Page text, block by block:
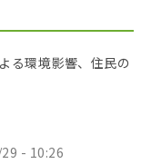
る環境影響、住民の
- 10:26